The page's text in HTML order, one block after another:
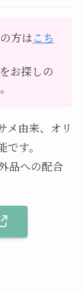
方はこち
お探しの
メ由来、オリ
す。
品への配合